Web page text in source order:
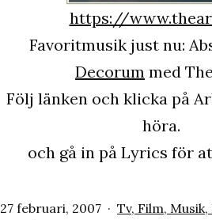
https://
Favoritmusik just nu:
Decorum med
Följ länken och klicka på
höra.
och gå in på Lyrics för
Publicerat
27 februari, 2007
Kategoriserat
Tv, Film,